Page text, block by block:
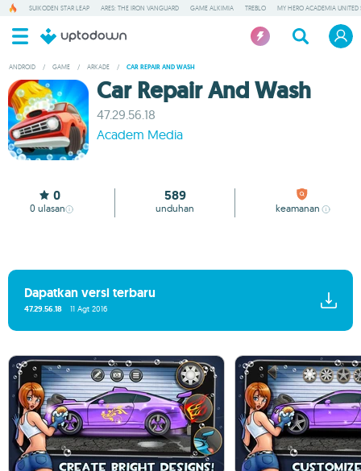
SUIKODEN STAR LEAP ARES: THE IRON VANGUARD GAME ALKIMIA TREBLO MY HERO ACADEMIA UNITED
ANDROID / GAME / ARKADE / CAR REPAIR AND WASH
Car Repair And Wash
47.29.56.18
Academ Media
0
0 ulasan
589
unduhan keamanan
Dapatkan versi terbaru
47.29.56.18 11 Agt 2016